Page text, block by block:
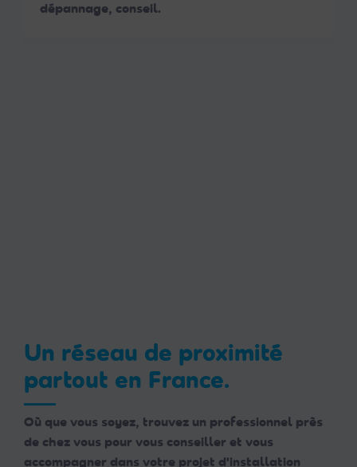
dépannage, conseil.
Un réseau de proximité
partout en France.
Où que vous soyez, trouvez un professionnel près
de chez vous pour vous conseiller et vous
accompagner dans votre projet d'installation